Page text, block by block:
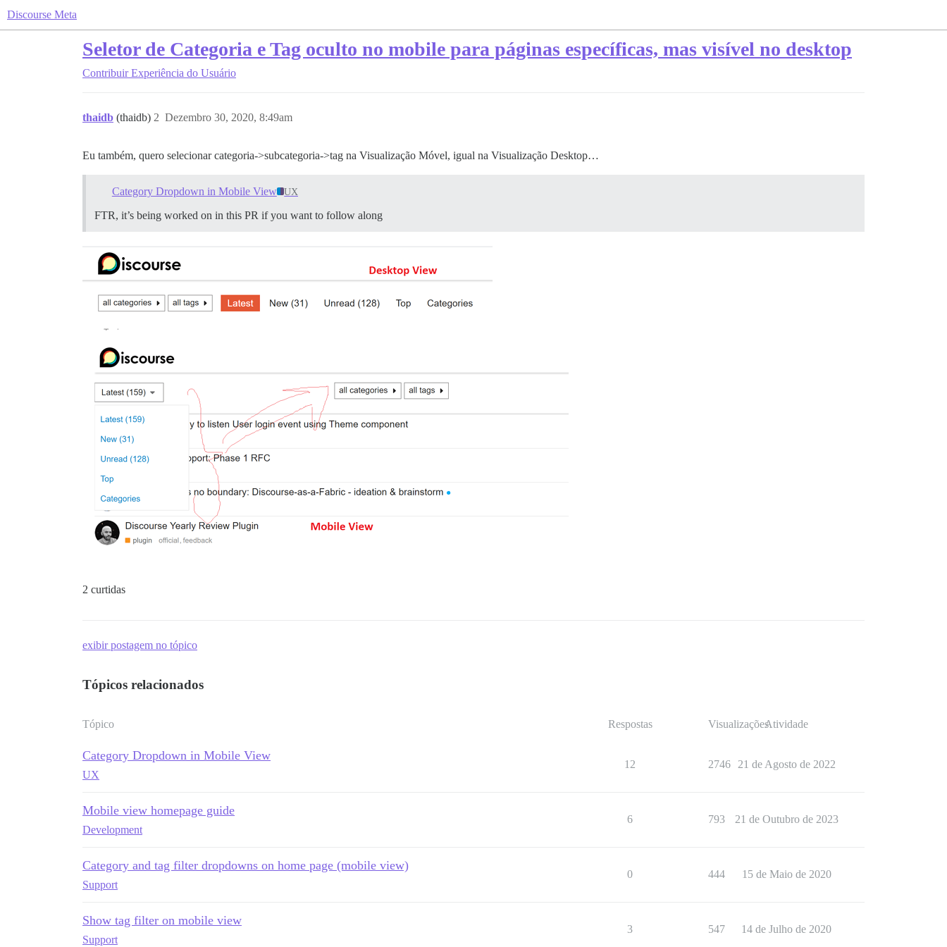
Discourse Meta
Seletor de Categoria e Tag oculto no mobile para páginas específicas, mas visível no desktop
Contribuir Experiência do Usuário
thaidb (thaidb) Dezembro 30, 2020, 8:49am
2
Eu também, quero selecionar categoria->subcategoria->tag na Visualização Móvel, igual na Visualização Desktop…
Category Dropdown in Mobile View UX
FTR, it’s being worked on in this PR if you want to follow along
2 curtidas
exibir postagem no tópico
Tópicos relacionados
Tópico Respostas VisualizaçõesAtividade
Category Dropdown in Mobile View
UX
12 2746 21 de Agosto de 2022
Mobile view homepage guide
Development
6 793 21 de Outubro de 2023
Category and tag filter dropdowns on home page (mobile view)
Support
0 444 15 de Maio de 2020
Show tag filter on mobile view
Support
3 547 14 de Julho de 2020